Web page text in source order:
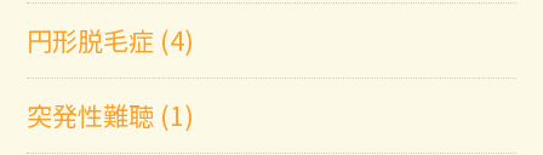
円形脱毛症 (4)
突発性難聴 (1)